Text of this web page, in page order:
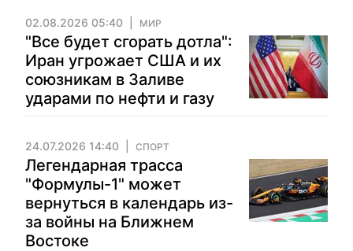
02.08.2026 05:40 МИР
"Все будет сгорать дотла":
Иран угрожает США и их
союзникам в Заливе
ударами по нефти и газу
24.07.2026 14:40 СПОРТ
Легендарная трасса
"Формулы-1" может
вернуться в календарь из-
за войны на Ближнем
Востоке